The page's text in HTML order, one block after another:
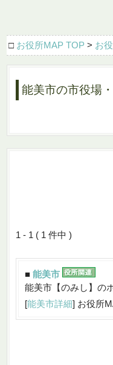
□ お役所MAP TOP > お
能美市の市役場
1 - 1 ( 1 件中 )
■能美市
能美市【のみし】の
[能美市詳細] お役所